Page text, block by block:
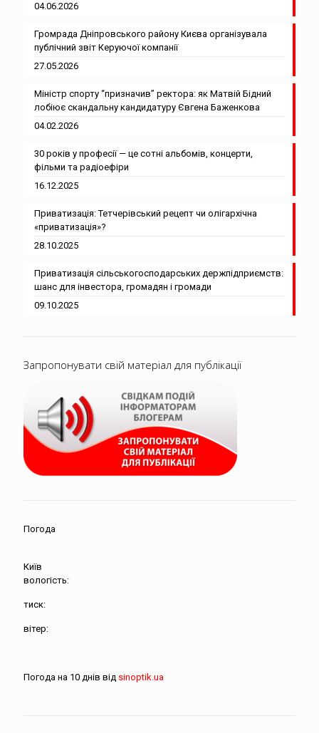
04.06.2026
Громрада Дніпровського району Києва організувала
публічний звіт Керуючої компанії
27.05.2026
Міністр спорту “призначив” ректора: як Матвій Бідний
лобіює скандальну кандидатуру Євгена Баженкова
04.02.2026
30 років у професії — це сотні альбомів, концерти,
фільми та радіоефіри
16.12.2025
Приватизація: Тетчерівський рецепт чи олігархічна
«приватизація»?
28.10.2025
Приватизація сільськогосподарських держпідприємств:
шанс для інвестора, громадян і громади
09.10.2025
Запропонувати свій матеріал для публікації
Погода
Київ
вологість:
тиск:
вітер:
Погода на 10 днів від sinoptik.ua